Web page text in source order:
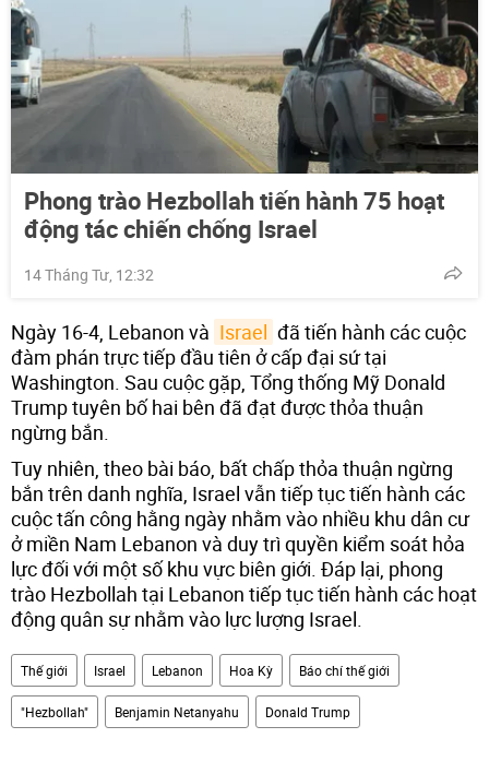
Phong trào Hezbollah tiến hành 75 hoạt
động tác chiến chống Israel
14 Tháng Tư, 12:32
Ngày 16-4, Lebanon và Israel đã tiến hành các cuộc
đàm phán trực tiếp đầu tiên ở cấp đại sứ tại
Washington. Sau cuộc gặp, Tổng thống Mỹ Donald
Trump tuyên bố hai bên đã đạt được thỏa thuận
ngừng bắn.
Tuy nhiên, theo bài báo, bất chấp thỏa thuận ngừng
bắn trên danh nghĩa, Israel vẫn tiếp tục tiến hành các
cuộc tấn công hằng ngày nhằm vào nhiều khu dân cư
ở miền Nam Lebanon và duy trì quyền kiểm soát hỏa
lực đối với một số khu vực biên giới. Đáp lại, phong
trào Hezbollah tại Lebanon tiếp tục tiến hành các hoạt
động quân sự nhằm vào lực lượng Israel.
Thế giới Israel Lebanon Hoa Kỳ Báo chí thế giới
"Hezbollah" Benjamin Netanyahu Donald Trump